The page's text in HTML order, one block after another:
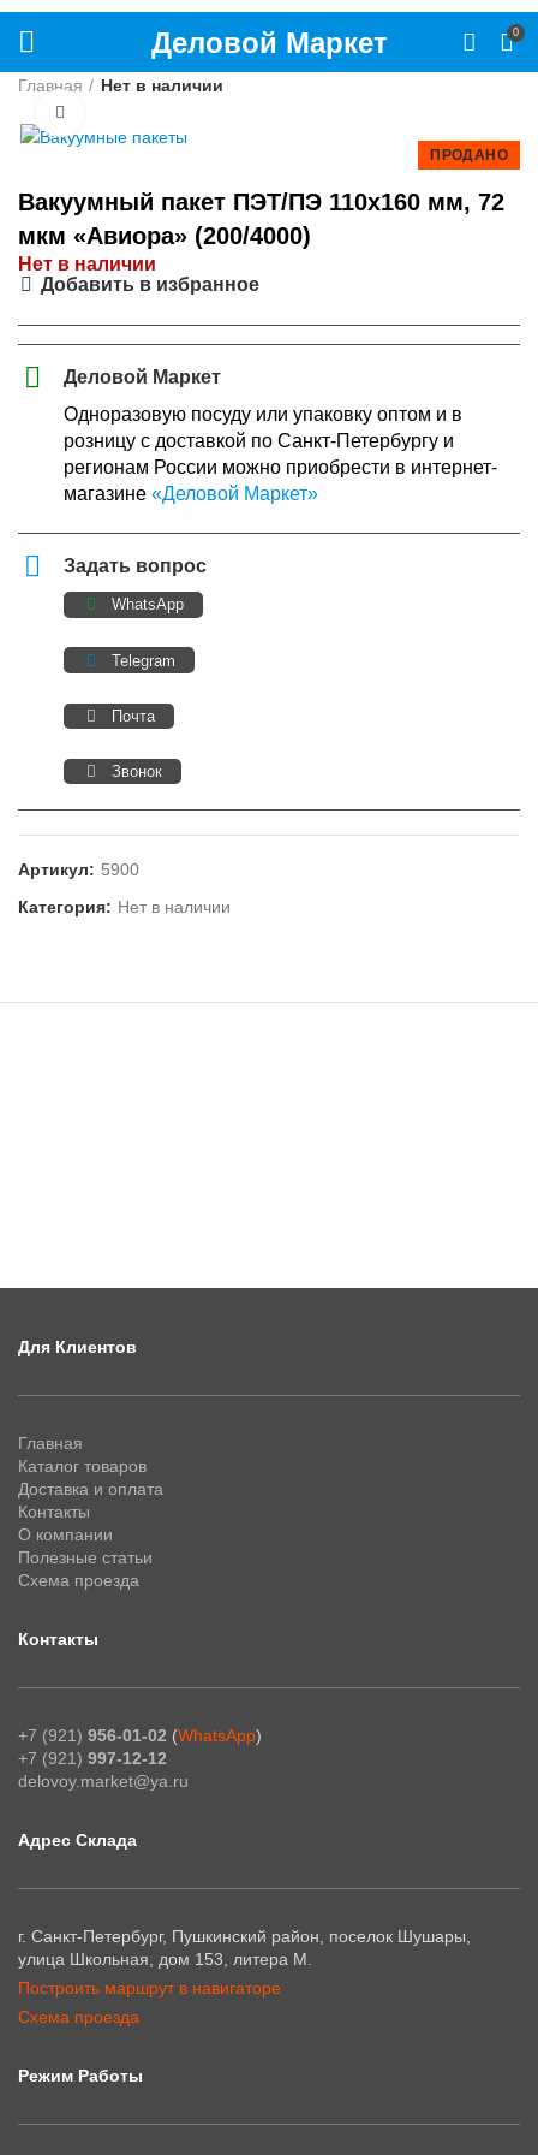
Деловой Маркет 0
Главная Нет в наличии
ПРОДАНО
Вакуумный пакет ПЭТ/ПЭ 110х160 мм, 72
мкм «Авиора» (200/4000)
Нет в наличии
Добавить в избранное
Деловой Маркет
Одноразовую посуду или упаковку оптом и в
розницу с доставкой по Санкт-Петербургу и
регионам России можно приобрести в интернет-
магазине «Деловой Маркет»
Задать вопрос
WhatsApp
Telegram
Почта
Звонок
Артикул: 5900
Категория: Нет в наличии
Для Клиентов
Главная
Каталог товаров
Доставка и оплата
Контакты
О компании
Полезные статьи
Схема проезда
Контакты
+7 (921) 956-01-02 (WhatsApp)
+7 (921) 997-12-12
delovoy.market@ya.ru
Адрес Склада
г. Санкт-Петербург, Пушкинский район, поселок Шушары,
улица Школьная, дом 153, литера М.
Построить маршрут в навигаторе
Схема проезда
Режим Работы